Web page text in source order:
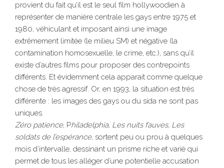
provient du fait qu’il est le seul film hollywoodien à
représenter de manière centrale les gays entre 1975 et
1980, véhiculant et imposant ainsi une image
extrêmement limitée (le milieu SM) et négative (la
contamination homosexuelle, le crime, etc.), sans qu’il
existe d’autres films pour proposer des contrepoints
différents. Et évidemment cela apparait comme quelque
chose de très agressif. Or, en 1993, la situation est très
différente : les images des gays ou du sida ne sont pas
uniques.
Zéro patience, Philadelphia, Les nuits fauves, Les
soldats de l’espérance, sortent peu ou prou à quelques
mois d’intervalle, dessinant un prisme riche et varié qui
permet de tous les alléger d’une potentielle accusation